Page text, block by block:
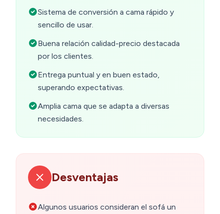
Sistema de conversión a cama rápido y
sencillo de usar.
Buena relación calidad-precio destacada
por los clientes.
Entrega puntual y en buen estado,
superando expectativas.
Amplia cama que se adapta a diversas
necesidades.
Desventajas
Algunos usuarios consideran el sofá un